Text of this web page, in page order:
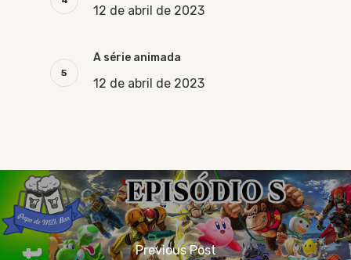
12 de abril de 2023
A série animada
12 de abril de 2023
Previous Post